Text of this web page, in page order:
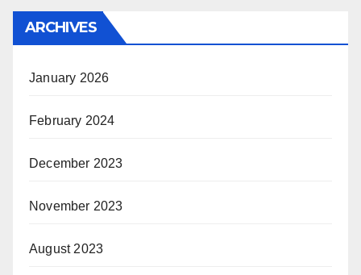
ARCHIVES
January 2026
February 2024
December 2023
November 2023
August 2023